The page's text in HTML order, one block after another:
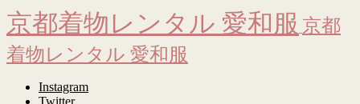
京都着物レンタル 愛和服 京都
着物レンタル 愛和服
Instagram
Twitter